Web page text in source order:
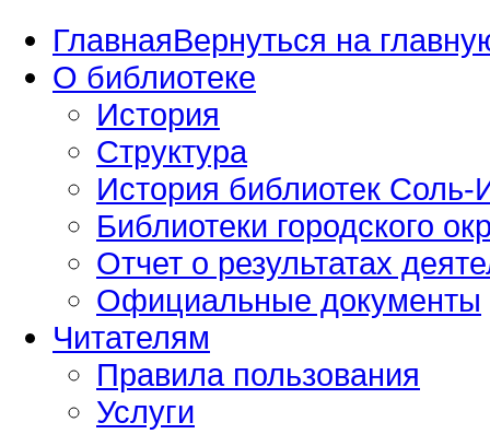
ГлавнаяВернуться на
О библиотеке
История
Структура
История библиотек Соль-
Библиотеки городского
Отчет о результатах
Официальные документы
Читателям
Правила пользования
Услуги